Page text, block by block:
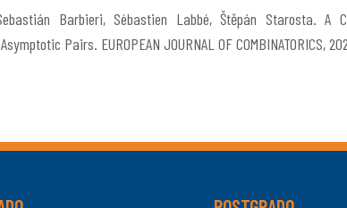
Barbieri, Sébastien Labbé, Štěpán Starosta. A
Asymptotic Pairs. EUROPEAN JOURNAL OF COMBINATORICS,